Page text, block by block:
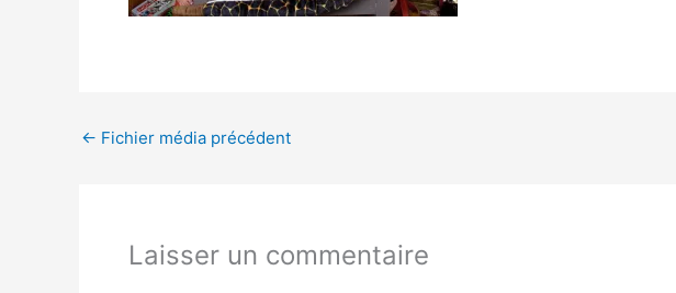
← Fichier média précédent
Laisser un commentaire